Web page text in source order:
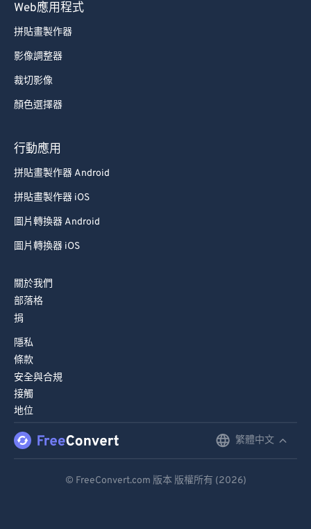
Web應用程式
拼貼畫製作器
影像調整器
裁切影像
顏色選擇器
行動應用
拼貼畫製作器 Android
拼貼畫製作器 iOS
圖片轉換器 Android
圖片轉換器 iOS
關於我們
部落格
捐
隱私
條款
安全與合規
接觸
地位
繁體中文
© FreeConvert.com 版本 版權所有 (2026)